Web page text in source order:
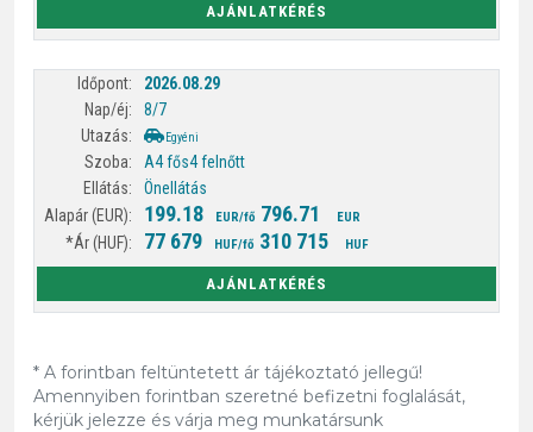
AJÁNLATKÉRÉS
2026.08.29
8/7
Egyéni
A4 fős4 felnőtt
Önellátás
199.18 EUR/fő 796.71 EUR
77 679 HUF/fő 310 715 HUF
AJÁNLATKÉRÉS
* A forintban feltüntetett ár tájékoztató jellegű!
Amennyiben forintban szeretné befizetni foglalását,
kérjük jelezze és várja meg munkatársunk